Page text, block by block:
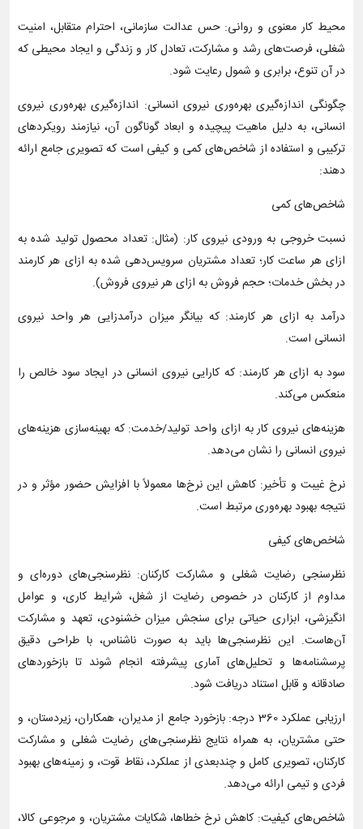
محیط کار معنوی و روانی: حس عدالت سازمانی، احترام متقابل، امنیت
شغلی، فرصت‌های رشد و مشارکت، تعادل کار و زندگی و ایجاد محیطی که
در آن تنوع، برابری و شمول رعایت شود.
چگونگی اندازه‌گیری بهره‌وری نیروی انسانی: اندازه‌گیری بهره‌وری نیروی
انسانی، به دلیل ماهیت پیچیده و ابعاد گوناگون آن، نیازمند رویکردهای
ترکیبی و استفاده از شاخص‌های کمی و کیفی است که تصویری جامع ارائه
دهند:
شاخص‌های کمی
نسبت خروجی به ورودی نیروی کار: (مثال: تعداد محصول تولید شده به
ازای هر ساعت کار؛ تعداد مشتریان سرویس‌دهی شده به ازای هر کارمند
در بخش خدمات؛ حجم فروش به ازای هر نیروی فروش).
درآمد به ازای هر کارمند: که بیانگر میزان درآمدزایی هر واحد نیروی
انسانی است.
سود به ازای هر کارمند: که کارایی نیروی انسانی در ایجاد سود خالص را
منعکس می‌کند.
هزینه‌های نیروی کار به ازای واحد تولید/خدمت: که بهینه‌سازی هزینه‌های
نیروی انسانی را نشان می‌دهد.
نرخ غیبت و تأخیر: کاهش این نرخ‌ها معمولاً با افزایش حضور مؤثر و در
نتیجه بهبود بهره‌وری مرتبط است.
شاخص‌های کیفی
نظرسنجی رضایت شغلی و مشارکت کارکنان: نظرسنجی‌های دوره‌ای و
مداوم از کارکنان در خصوص رضایت از شغل، شرایط کاری، و عوامل
انگیزشی، ابزاری حیاتی برای سنجش میزان خشنودی، تعهد و مشارکت
آن‌هاست. این نظرسنجی‌ها باید به صورت ناشناس، با طراحی دقیق
پرسشنامه‌ها و تحلیل‌های آماری پیشرفته انجام شوند تا بازخوردهای
صادقانه و قابل استناد دریافت شود.
ارزیابی عملکرد 360 درجه: بازخورد جامع از مدیران، همکاران، زیردستان، و
حتی مشتریان، به همراه نتایج نظرسنجی‌های رضایت شغلی و مشارکت
کارکنان، تصویری کامل و چندبعدی از عملکرد، نقاط قوت، و زمینه‌های بهبود
فردی و تیمی ارائه می‌دهد.
شاخص‌های کیفیت: کاهش نرخ خطاها، شکایات مشتریان، و مرجوعی کالا،